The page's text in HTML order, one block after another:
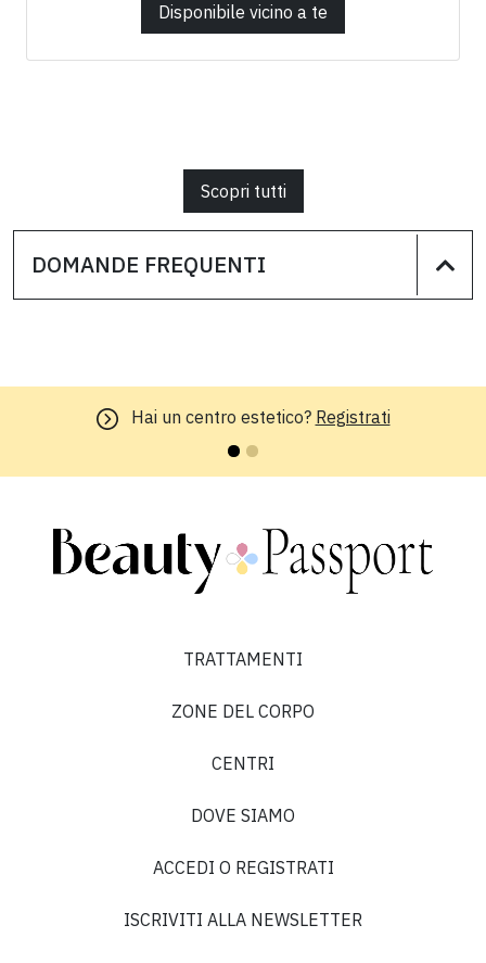
DOMANDE FREQUENTI
Disponibile vicino a te
Scopri tutti
Hai un centro estetico? Registrati
TRATTAMENTI
ZONE DEL CORPO
CENTRI
DOVE SIAMO
ACCEDI O REGISTRATI
ISCRIVITI ALLA NEWSLETTER